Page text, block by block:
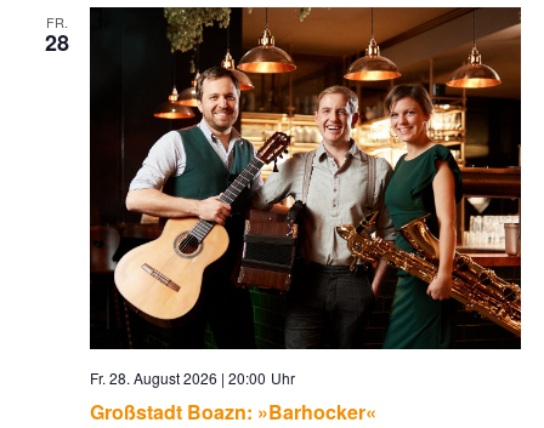
FR.
28
Großstadt Boazn: »Barhocker«
Fr. 28. August 2026 | 20:00